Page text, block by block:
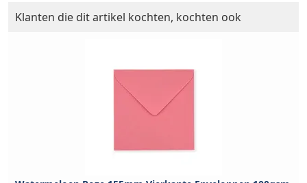
Klanten die dit artikel kochten, kochten ook